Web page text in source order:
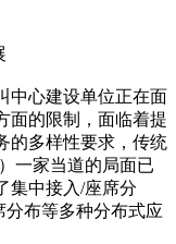
心建设单位正在面
面的限制，面临着提
的多样性要求，传统
一家当道的局面已
集中接入/座席分
布等多种分布式应